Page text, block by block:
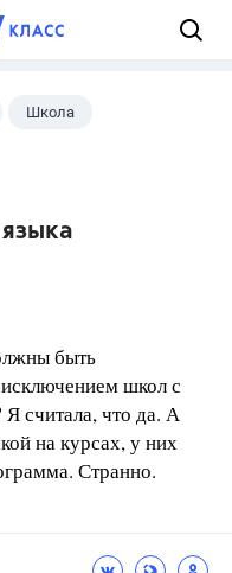
Школа
быть
школ с
считала, что да. А
на курсах, у них
Странно.